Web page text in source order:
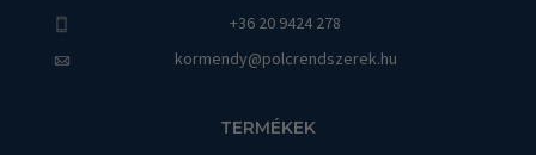
+36 20 9424 278
kormendy@polcrendszerek.hu
TERMÉKEK